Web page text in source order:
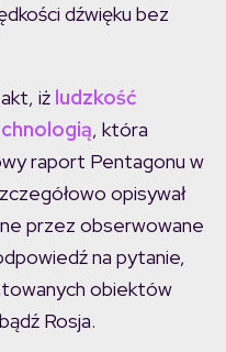
dźwięku bez
iż ludzkość
, która
raport Pentagonu w
opisywał
przez obserwowane
na pytanie,
obiektów
Rosja.